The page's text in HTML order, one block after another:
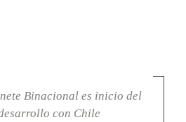
Binacional es inicio del
con Chile